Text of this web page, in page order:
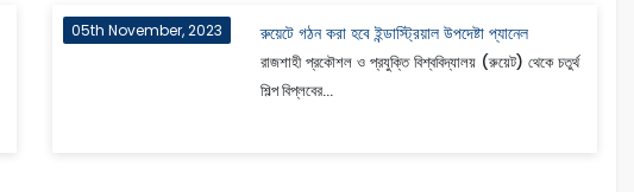
05th November, 2023 রুয়েটে গঠন করা হবে ইন্ডাস্ট্রিয়াল উপদেষ্টা প্যানেল
রাজশাহী প্রকৌশল ও প্রযুক্তি বিশ্ববিদ্যালয় (রুয়েট) থেকে চতুর্থ
শিল্প বিপ্লবের...